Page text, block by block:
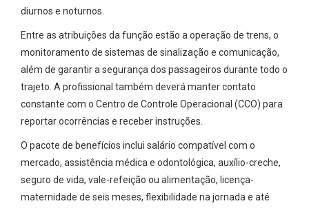
diurnos e noturnos.
Entre as atribuições da função estão a operação de trens, o
monitoramento de sistemas de sinalização e comunicação,
além de garantir a segurança dos passageiros durante todo o
trajeto. A profissional também deverá manter contato
constante com o Centro de Controle Operacional (CCO) para
reportar ocorrências e receber instruções.
O pacote de benefícios inclui salário compatível com o
mercado, assistência médica e odontológica, auxílio-creche,
seguro de vida, vale-refeição ou alimentação, licença-
maternidade de seis meses, flexibilidade na jornada e até